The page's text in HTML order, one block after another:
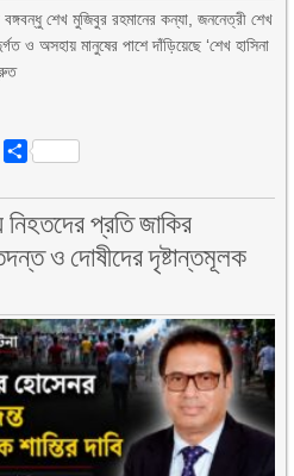
শেখ মুজিবুর রহমানের কন্যা, জননেত্রী শেখ
ও অসহায় মানুষের পাশে দাঁড়িয়েছে ‘শেখ হাসিনা
Share
প্রতি জাকির
ও দোষীদের দৃষ্টান্তমূলক